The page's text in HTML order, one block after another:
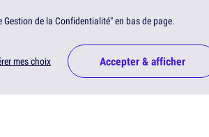
de la Confidentialité" en bas de page.
mes choix Accepter & afficher